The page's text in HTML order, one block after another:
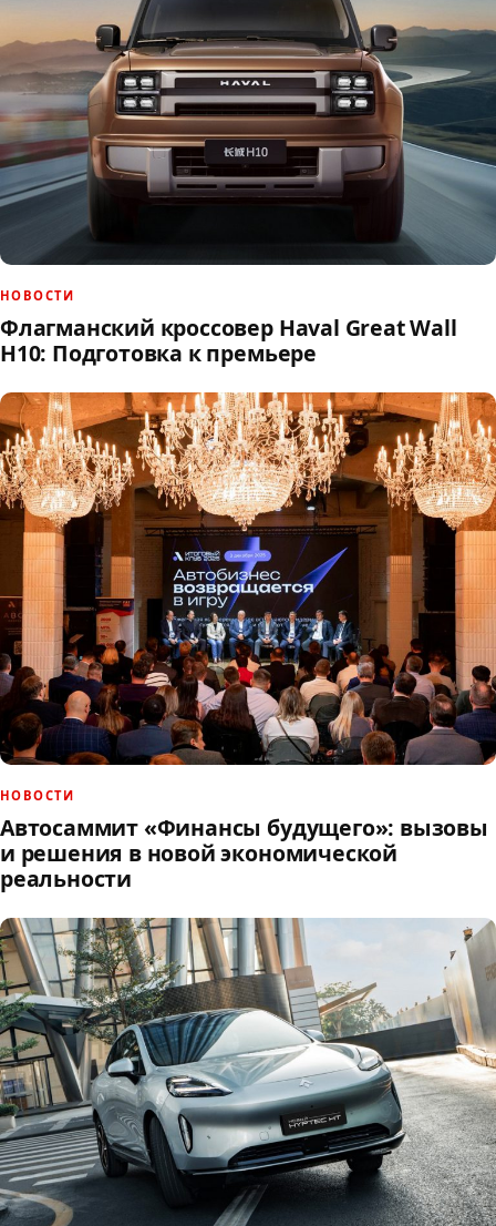
НОВОСТИ
Флагманский кроссовер Haval Great Wall
H10: Подготовка к премьере
НОВОСТИ
Автосаммит «Финансы будущего»: вызовы
и решения в новой экономической
реальности